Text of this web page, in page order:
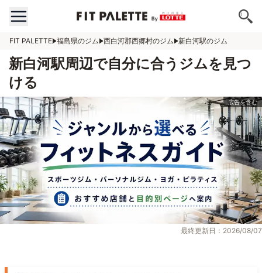
FIT PALETTE 福島県のジム 西白河郡西郷村のジム 新白河駅のジム
新白河駅周辺で自分に合うジムを見つ
ける
最終更新日：2026/08/07